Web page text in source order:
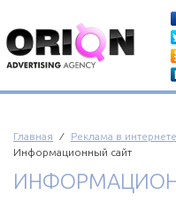
Главная ⁄ Реклама в интернете
Информационный сайт